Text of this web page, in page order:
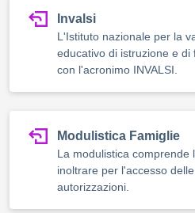
Invalsi
L'Istituto nazionale per la
educativo di istruzione e
con l'acronimo INVALSI.
Modulistica Famiglie
La modulistica comprende
inoltrare per l'accesso
autorizzazioni.